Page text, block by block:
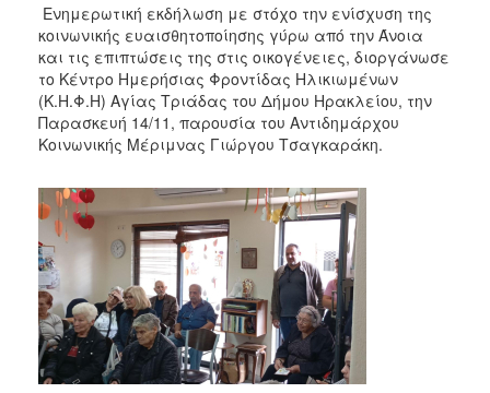
Eνημερωτική εκδήλωση με στόχο την ενίσχυση της
κοινωνικής ευαισθητοποίησης γύρω από την Άνοια
και τις επιπτώσεις της στις οικογένειες, διοργάνωσε
το Κέντρο Ημερήσιας Φροντίδας Ηλικιωμένων
(Κ.Η.Φ.Η) Αγίας Τριάδας του Δήμου Ηρακλείου, την
Παρασκευή 14/11, παρουσία του Αντιδημάρχου
Κοινωνικής Μέριμνας Γιώργου Τσαγκαράκη.